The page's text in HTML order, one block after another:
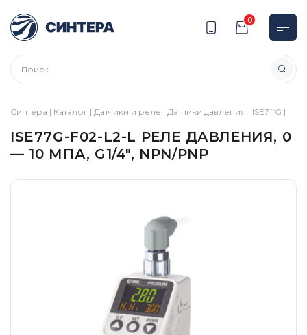
0
Синтера | Каталог | Датчики и реле | Датчики давления | ISE7#G |
ISE77G-F02-L2-L РЕЛЕ ДАВЛЕНИЯ, 0
— 10 МПА, G1/4″, NPN/PNP